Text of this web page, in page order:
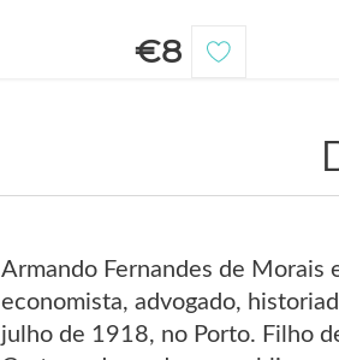
€8
Armando Fernandes de
economista, advogado,
julho de 1918, no Porto. Filho